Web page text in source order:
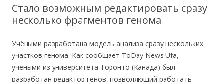
Стало возможным редактировать сразу
несколько фрагментов генома
Учёными разработана модель анализа сразу нескольких
участков генома. Как сообщает ToDay News Ufa,
учёными из университета Торонто (Канада) был
разработан редактор генов, позволяющий работать